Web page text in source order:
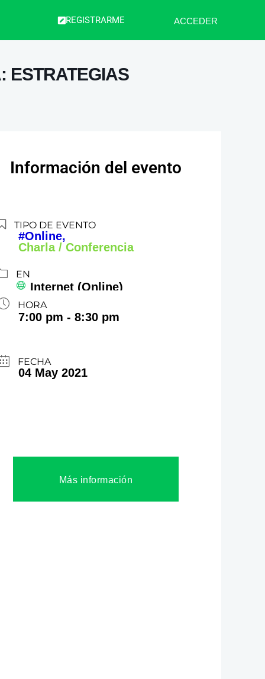
REGISTRARME ACCEDER
ESTRATEGIAS
Información del evento
TIPO DE EVENTO
#Online,
Charla / Conferencia
EN
Internet (Online)
HORA
7:00 pm - 8:30 pm
FECHA
04 May 2021
Más información